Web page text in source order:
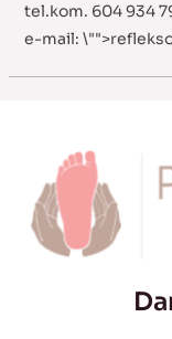
tel.kom. 604 934
e-mail: \"">